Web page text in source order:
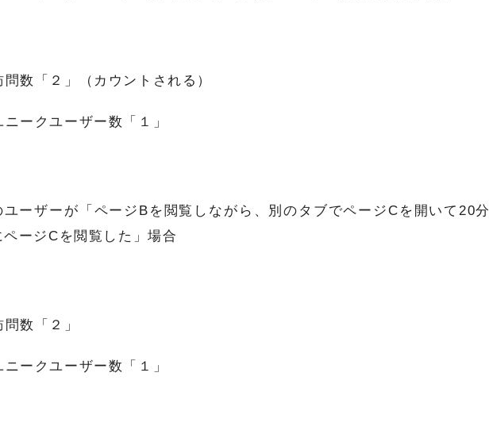
問数「２」（カウントされる）
ニークユーザー数「１」
ユーザーが「ページBを閲覧しながら、別のタブでページCを開いて20分
ページCを閲覧した」場合
問数「２」
ニークユーザー数「１」